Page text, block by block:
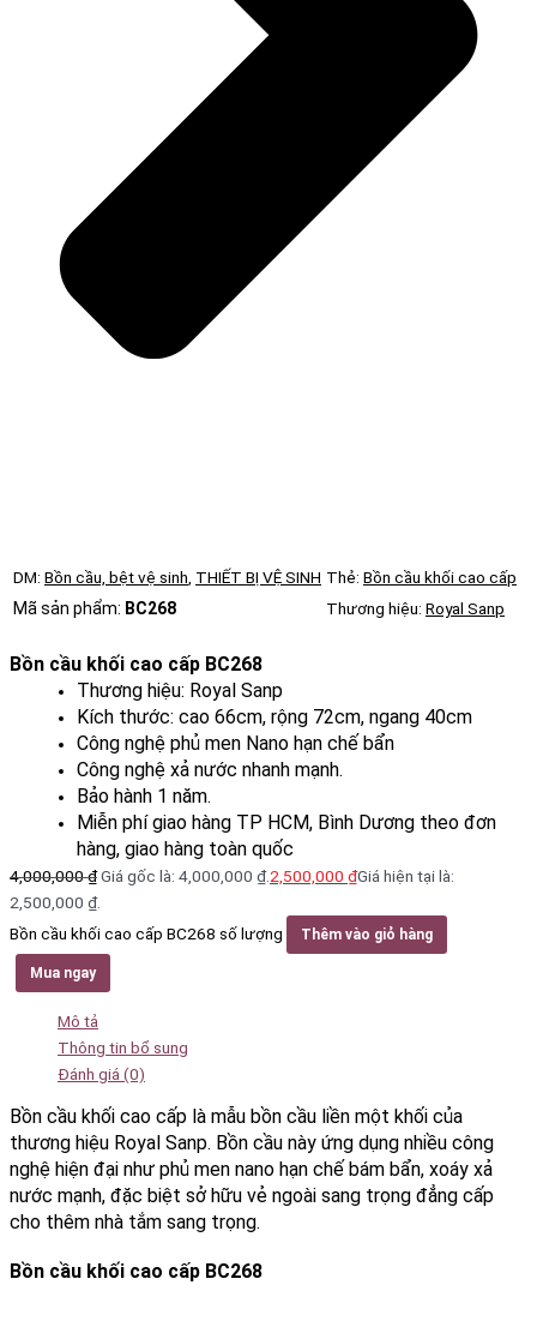
DM: Bồn cầu, bệt vệ sinh THIẾT BỊ VỆ SINH Thẻ: Bồn cầu khối cao cấp
Mã sản phẩm: BC268 Thương hiệu: Royal Sanp
Bồn cầu khối cao cấp BC268
Thương hiệu: Royal Sanp
Kích thước: cao 66cm, rộng 72cm, ngang 40cm
Công nghệ phủ men Nano hạn chế bẩn
Công nghệ xả nước nhanh mạnh.
Bảo hành 1 năm.
Miễn phí giao hàng TP HCM, Bình Dương theo đơn
hàng, giao hàng toàn quốc
4,000,000₫Giá gốc là: 4,000,000 ₫.2,500,000 ₫Giá hiện tại là:
2,500,000 ₫.
Bồn cầu khối cao cấp BC268 số lượng
Thêm vào giỏ hàng
Mua ngay
Mô tả
Thông tin bổ sung
Đánh giá (0)
Bồn cầu khối cao cấp là mẫu bồn cầu liền một khối của
thương hiệu Royal Sanp. Bồn cầu này ứng dụng nhiều công
nghệ hiện đại như phủ men nano hạn chế bám bẩn, xoáy xả
nước mạnh, đặc biệt sở hữu vẻ ngoài sang trọng đẳng cấp
cho thêm nhà tắm sang trọng.
Bồn cầu khối cao cấp BC268